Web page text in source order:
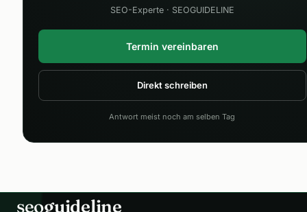
SEO-Experte · SEOGUIDELINE
Termin vereinbaren
Direkt schreiben
Antwort meist noch am selben Tag
seoguideline